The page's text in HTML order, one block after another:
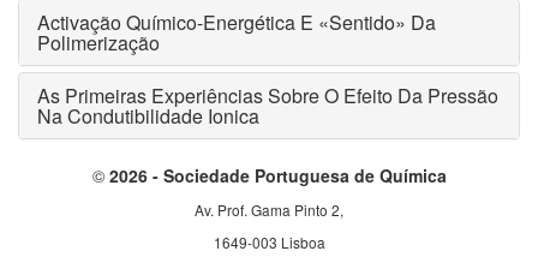
Activação Químico-Energética E «Sentido» Da
Polimerização
As Primeiras Experiências Sobre O Efeito Da Pressão
Na Condutibilidade Ionica
© 2026 - Sociedade Portuguesa de Química
Av. Prof. Gama Pinto 2,
1649-003 Lisboa